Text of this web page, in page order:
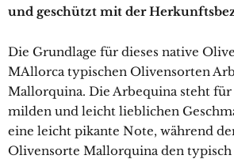
und geschützt mit der
Die Grundlage für dieses native
MAllorca typischen Olivensorten
Mallorquina. Die Arbequina steht
milden und leicht lieblichen
eine leicht pikante Note, während
Olivensorte Mallorquina den